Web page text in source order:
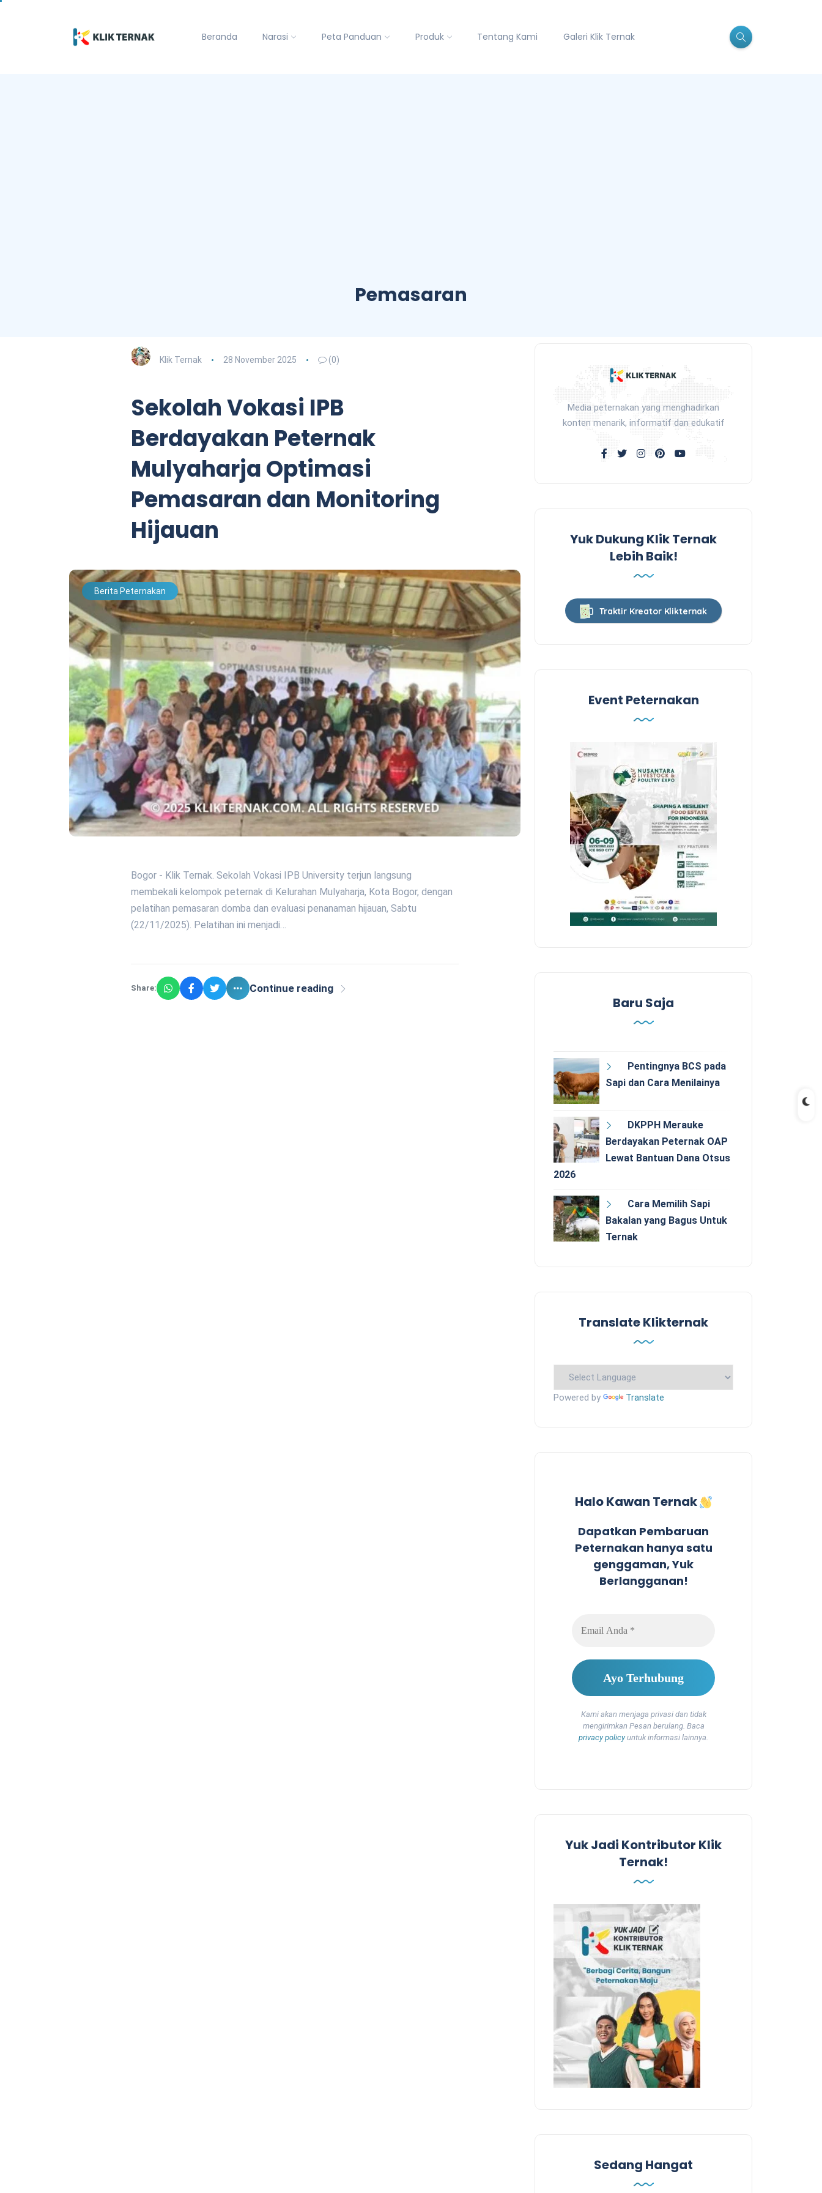
Beranda Narasi Peta Panduan Produk Tentang Kami Galeri Klik Ternak
Pemasaran
Klik Ternak 28 November 2025 (0)
Sekolah Vokasi IPB
Berdayakan Peternak
Mulyaharja Optimasi
Pemasaran dan Monitoring
Hijauan
Berita Peternakan
Bogor - Klik Ternak. Sekolah Vokasi IPB University terjun langsung
membekali kelompok peternak di Kelurahan Mulyaharja, Kota Bogor, dengan
pelatihan pemasaran domba dan evaluasi penanaman hijauan, Sabtu
(22/11/2025). Pelatihan ini menjadi…
Share: Continue reading
Media peternakan yang menghadirkan
konten menarik, informatif dan edukatif
Yuk Dukung Klik Ternak
Lebih Baik!
Traktir Kreator Klikternak
Event Peternakan
Baru Saja
Pentingnya BCS pada
Sapi dan Cara Menilainya
DKPPH Merauke
Berdayakan Peternak OAP
Lewat Bantuan Dana Otsus
2026
Cara Memilih Sapi
Bakalan yang Bagus Untuk
Ternak
Translate Klikternak
Powered by Translate
Halo Kawan Ternak
Dapatkan Pembaruan
Peternakan hanya satu
genggaman, Yuk
Berlangganan!
Kami akan menjaga privasi dan tidak
mengirimkan Pesan berulang. Baca
privacy policyuntuk informasi lainnya.
Yuk Jadi Kontributor Klik
Ternak!
Sedang Hangat